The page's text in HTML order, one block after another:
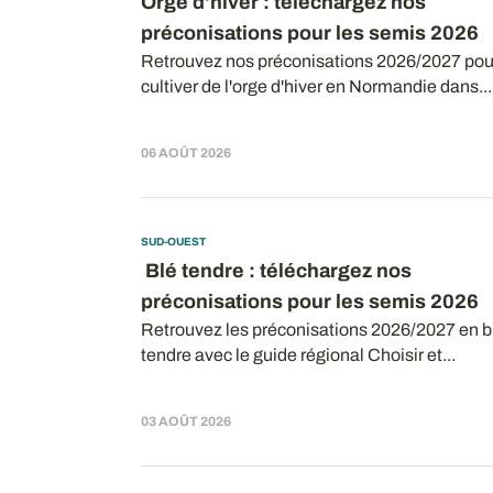
préconisations pour les semis 2026
Retrouvez nos préconisations 2026/2027
cultiver de l'orge d'hiver en Normandie dans...
06 AOÛT 2026
SUD-OUEST
Blé tendre : téléchargez nos
préconisations pour les semis 2026
Retrouvez les préconisations 2026/2027 en
tendre avec le guide régional Choisir et...
03 AOÛT 2026